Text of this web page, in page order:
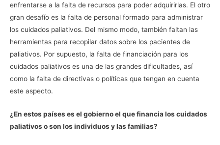
enfrentarse a la falta de recursos para poder adquirirlas. El otro
gran desafío es la falta de personal formado para administrar
los cuidados paliativos. Del mismo modo, también faltan las
herramientas para recopilar datos sobre los pacientes de
paliativos. Por supuesto, la falta de financiación para los
cuidados paliativos es una de las grandes dificultades, así
como la falta de directivas o políticas que tengan en cuenta
este aspecto.
¿En estos países es el gobierno el que financia los cuidados
paliativos o son los individuos y las familias?